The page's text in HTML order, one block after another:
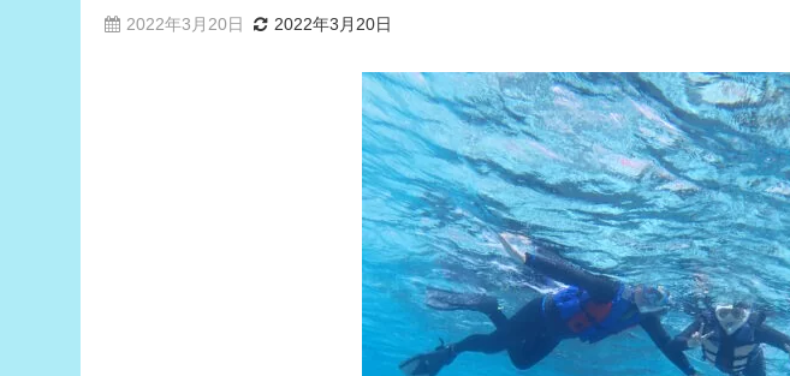
2022年3月20日 2022年3月20日